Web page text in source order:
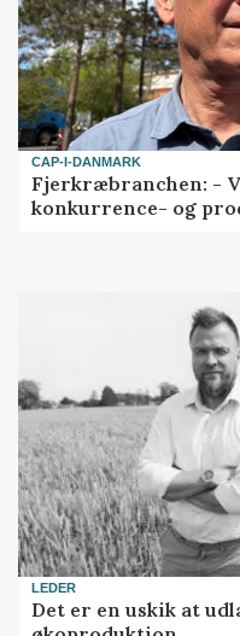
CAP-I-DANMARK
Fjerkræbranchen: -
konkurrence- og
LEDER
Det er en uskik at